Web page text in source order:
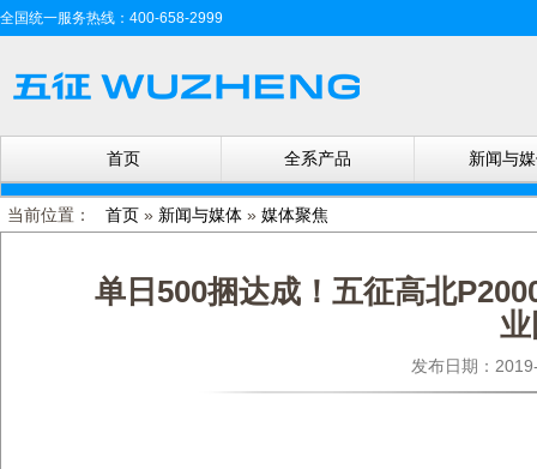
全国统一服务热线：400-658-2999
首页 全系产品 新闻与
当前位置： 首页 » 新闻与媒体 » 媒体聚焦
单日500捆达成！五征高北
发布日期：